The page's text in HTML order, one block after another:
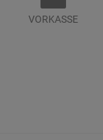
VORKASSE